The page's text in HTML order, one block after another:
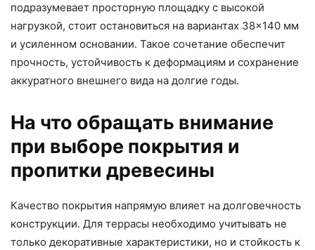
подразумевает просторную площадку с высокой
нагрузкой, стоит остановиться на вариантах 38×140 мм
и усиленном основании. Такое сочетание обеспечит
прочность, устойчивость к деформациям и сохранение
аккуратного внешнего вида на долгие годы.
На что обращать внимание
при выборе покрытия и
пропитки древесины
Качество покрытия напрямую влияет на долговечность
конструкции. Для террасы необходимо учитывать не
только декоративные характеристики, но и стойкость к